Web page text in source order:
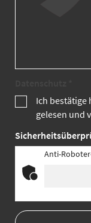
Ich
gelesen und
Anti-